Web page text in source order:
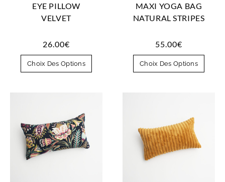
EYE PILLOW
VELVET
26.00€
Choix Des Options
MAXI YOGA BAG
NATURAL STRIPES
55.00€
Choix Des Options